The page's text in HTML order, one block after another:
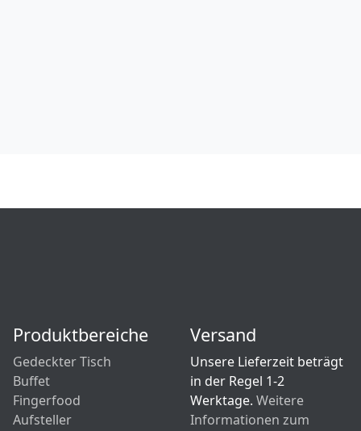
Produktbereiche
Gedeckter Tisch
Buffet
Fingerfood
Aufsteller
Versand
Unsere Lieferzeit beträgt
in der Regel 1-2
Werktage. Weitere
Informationen zum